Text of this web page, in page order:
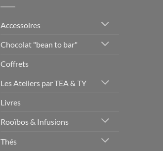
Accessoires
Chocolat "bean to bar"
Coffrets
Les Ateliers par TEA & TY
Livres
Rooïbos & Infusions
Thés